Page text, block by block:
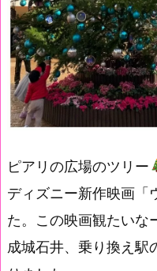
ピアリの広場のツリー
ディズニー新作映画「
た。この映画観たいな
成城石井、乗り換え駅